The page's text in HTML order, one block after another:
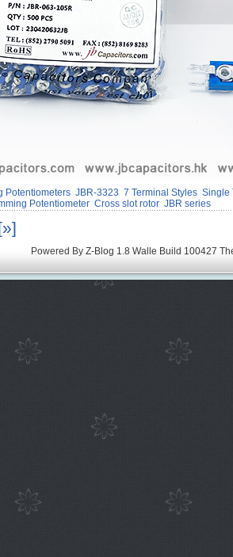
Potentiometers JBR-3323 7 Terminal Styles Single
Potentiometer Cross slot rotor JBR series
Powered By Z-Blog 1.8 Walle Build 100427